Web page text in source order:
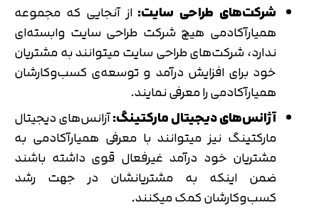
شرکت‌های طراحی سایت: از آنجایی که مجموعه
همیارآکادمی هیچ شرکت طراحی سایت وابسته‌ای
ندارد، شرکت‌های طراحی سایت میتوانند به مشتریان
خود برای افزایش درآمد و توسعه‌ی کسب‌و‌کارشان
همیارآکادمی را معرفی نمایند.
آژانس‌های دیجیتال مارکتینگ:آزانس‌های دیجیتال
مارکتینگ نیز میتوانند با معرفی همیارآکادمی به
مشتریان خود درآمد غیرفعال قوی داشته باشند
ضمن اینکه به مشتریانشان در جهت رشد
کسب‌و‌کارشان کمک میکنند.